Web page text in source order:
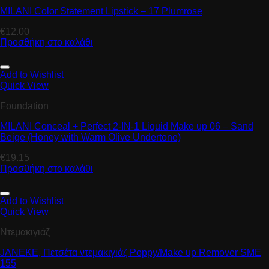
MILANI Color Statement Lipstick – 17 Plumrose
€12.00
Προσθήκη στο καλάθι
Add to Wishlist
Quick View
Foundation
MILANI Conceal + Perfect 2-IN-1 Liquid Make up 06 – Sand
Beige (Honey with Warm Olive Undertone)
€19.15
Προσθήκη στο καλάθι
Add to Wishlist
Quick View
Ντεμακιγιάζ
JANEKE, Πετσέτα ντεμακιγιάζ Ρoppy/Μake up Remover SME
155